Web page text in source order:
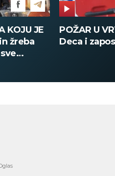
KOJU JE
žreba
POŽAR U
Deca i